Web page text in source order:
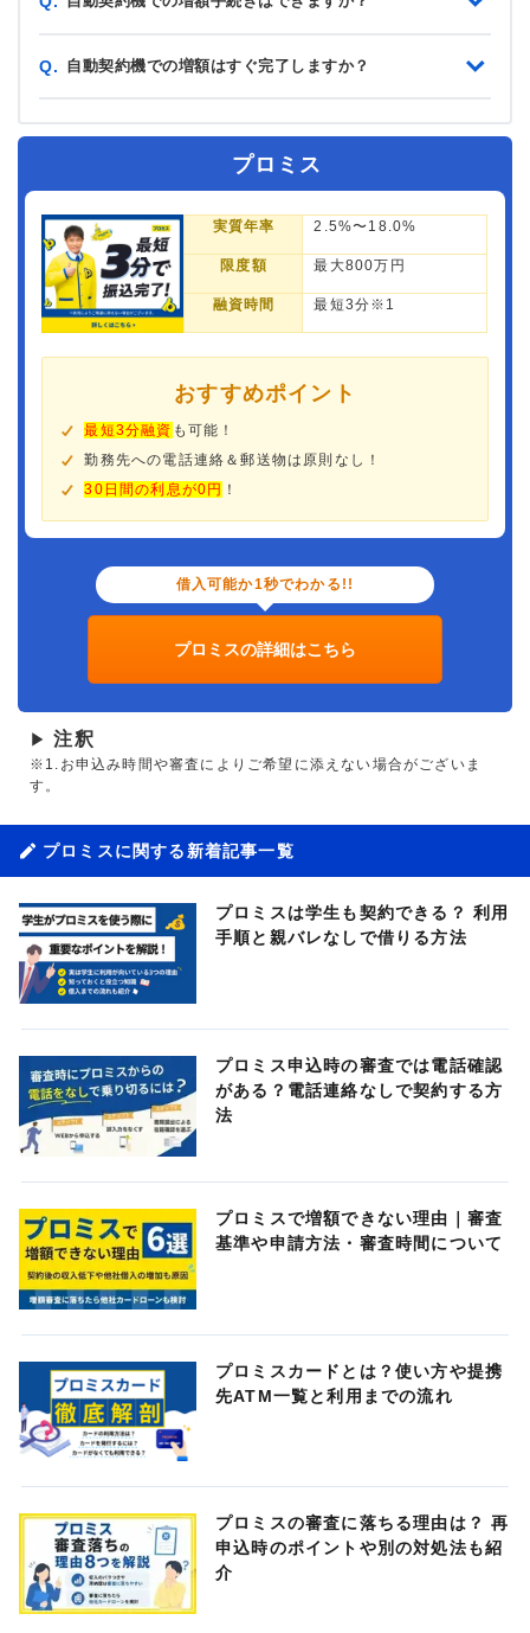
Q. 自動契約機での増額はすぐ完了しますか？
プロミス
実質年率 2.5%〜18.0%
限度額 最大800万円
融資時間 最短3分※1
おすすめポイント
最短3分融資 も可能！
勤務先への電話連絡＆郵送物は原則なし！
30日間の利息が0円 ！
借入可能か1秒でわかる!!
プロミスの詳細はこちら
▶ 注釈
※1.お申込み時間や審査によりご希望に添えない場合がございま
す。
プロミスに関する新着記事一覧
プロミスは学生も契約できる？ 利用
手順と親バレなしで借りる方法
プロミス申込時の審査では電話確認
がある？電話連絡なしで契約する方
法
プロミスで増額できない理由｜審査
基準や申請方法・審査時間について
プロミスカードとは？使い方や提携
先ATM一覧と利用までの流れ
プロミスの審査に落ちる理由は？ 再
申込時のポイントや別の対処法も紹
介